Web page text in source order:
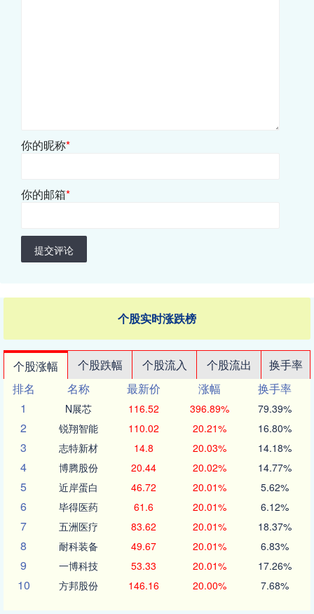
你的昵称*
你的邮箱*
提交评论
个股实时涨跌榜
个股涨幅 个股跌幅 个股流入 个股流出
换手率
排名
名称 最新价 涨幅
换手率
1
N展芯 116.52 396.89% 79.39%
2 锐翔智能 110.02 20.21% 16.80%
3 志特新材 14.8 20.03% 14.18%
4 博腾股份 20.44 20.02% 14.77%
5 近岸蛋白 46.72 20.01% 5.62%
6 毕得医药 61.6 20.01% 6.12%
7 五洲医疗 83.62 20.01% 18.37%
8 耐科装备 49.67 20.01% 6.83%
9 一博科技 53.33 20.01% 17.26%
10 方邦股份 146.16 20.00% 7.68%